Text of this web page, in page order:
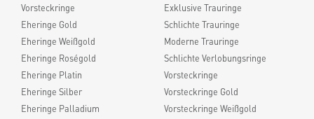
Vorsteckringe
Eheringe Gold
Eheringe Weißgold
Eheringe Roségold
Eheringe Platin
Eheringe Silber
Eheringe Palladium
Exklusive Trauringe
Schlichte Trauringe
Moderne Trauringe
Schlichte Verlobungsringe
Vorsteckringe
Vorsteckringe Gold
Vorsteckringe Weißgold